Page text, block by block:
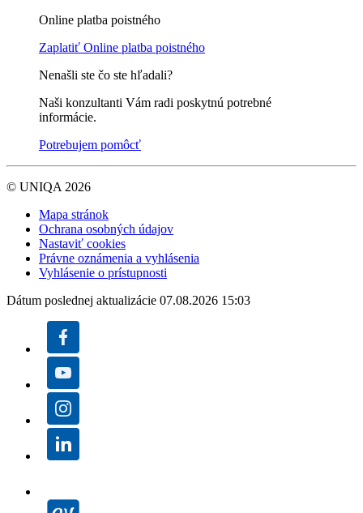
Online platba poistného
Zaplatiť Online platba poistného
Nenašli ste čo ste hľadali?
Naši konzultanti Vám radi poskytnú potrebné
informácie.
Potrebujem pomôcť
© UNIQA 2026
Mapa stránok
Ochrana osobných údajov
Nastaviť cookies
Právne oznámenia a vyhlásenia
Vyhlásenie o prístupnosti
Dátum poslednej aktualizácie 07.08.2026 15:03